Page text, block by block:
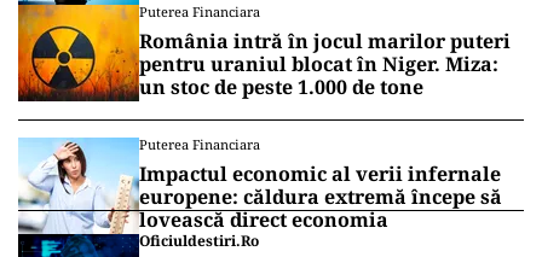
Puterea Financiara
România intră în jocul marilor puteri
pentru uraniul blocat în Niger. Miza:
un stoc de peste 1.000 de tone
Puterea Financiara
Impactul economic al verii infernale
europene: căldura extremă începe să
lovească direct economia
Oficiuldestiri.ro